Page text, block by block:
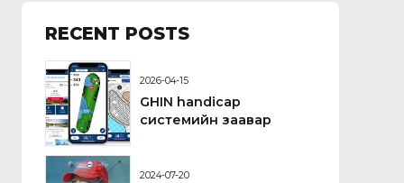
RECENT POSTS
2026-04-15
GHIN handicap
системийн заавар
2024-07-20